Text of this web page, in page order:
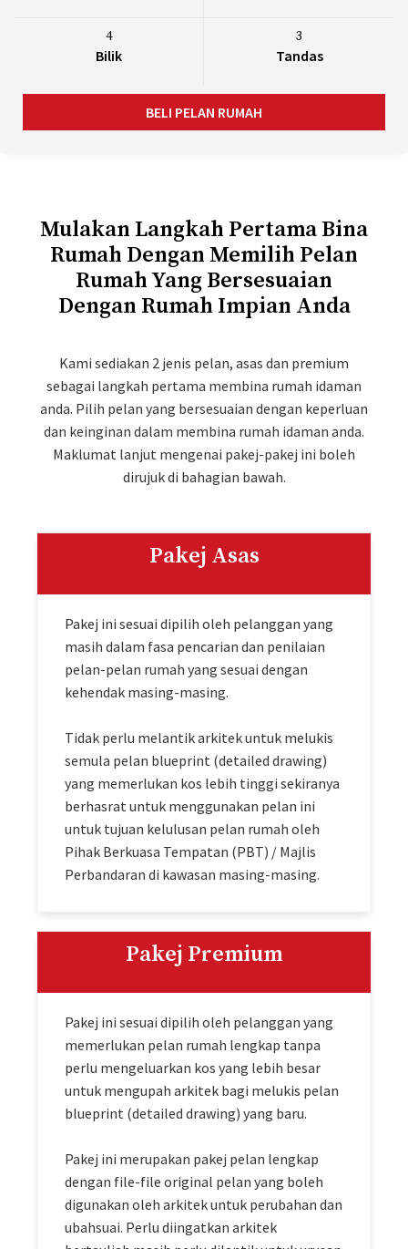
4
Bilik
3
Tandas
BELI PELAN RUMAH
Mulakan Langkah Pertama Bina
Rumah Dengan Memilih Pelan
Rumah Yang Bersesuaian
Dengan Rumah Impian Anda
Kami sediakan 2 jenis pelan, asas dan premium
sebagai langkah pertama membina rumah idaman
anda. Pilih pelan yang bersesuaian dengan keperluan
dan keinginan dalam membina rumah idaman anda.
Maklumat lanjut mengenai pakej-pakej ini boleh
dirujuk di bahagian bawah.
Pakej Asas
Pakej ini sesuai dipilih oleh pelanggan yang
masih dalam fasa pencarian dan penilaian
pelan-pelan rumah yang sesuai dengan
kehendak masing-masing.
Tidak perlu melantik arkitek untuk melukis
semula pelan blueprint (detailed drawing)
yang memerlukan kos lebih tinggi sekiranya
berhasrat untuk menggunakan pelan ini
untuk tujuan kelulusan pelan rumah oleh
Pihak Berkuasa Tempatan (PBT) / Majlis
Perbandaran di kawasan masing-masing.
Pakej Premium
Pakej ini sesuai dipilih oleh pelanggan yang
memerlukan pelan rumah lengkap tanpa
perlu mengeluarkan kos yang lebih besar
untuk mengupah arkitek bagi melukis pelan
blueprint (detailed drawing) yang baru.
Pakej ini merupakan pakej pelan lengkap
dengan file-file original pelan yang boleh
digunakan oleh arkitek untuk perubahan dan
ubahsuai. Perlu diingatkan arkitek